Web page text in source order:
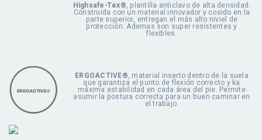
Highsafe-Tex®, plantilla anticlavo de alta densidad.
Construida con un material innovador y cosido en la
parte superior, entregan el más alto niviel de
protección. Ademas son super resistentes y
flexibles.
ERGOACTIVE®, material inserto dentro de la suela
que garantiza el punto de flexión correcto y ka
máxima estabilidad en cada área del pie. Permite
asumir la postura correcta para un buen caminar en
el trabajo.